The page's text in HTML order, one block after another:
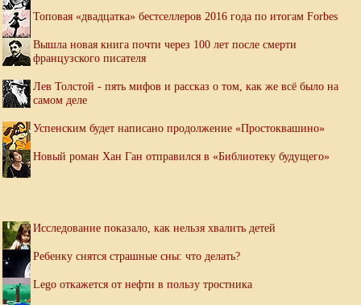
Топовая «двадцатка» бестселлеров 2016 года по итогам Forbes
Вышла новая книга почти через 100 лет после смерти
французского писателя
Лев Толстой - пять мифов и рассказ о том, как же всё было на
самом деле
Успенским будет написано продолжение «Простоквашино»
Новый роман Хан Ган отправился в «Библиотеку будущего»
Исследование показало, как нельзя хвалить детей
Ребенку снятся страшные сны: что делать?
Lego откажется от нефти в пользу тростника